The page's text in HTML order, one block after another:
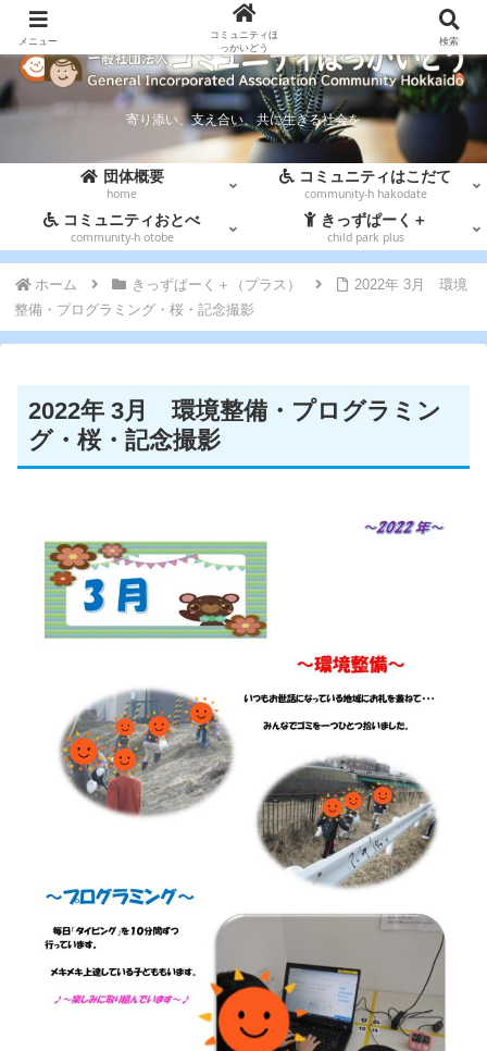
寄り添い、支え合い、共に生きる社会を
団体概要
home
コミュニティはこだて
community-h hakodate
コミュニティおとべ
community-h otobe
きっずぱーく＋
child park plus
ホーム きっずぱーく＋（プラス）
2022年 3月 環境
整備・プログラミング・桜・記念撮影
2022年 3月 環境整備・プログラミン
グ・桜・記念撮影
メニュー
コミュニティほ
っかいどう
検索